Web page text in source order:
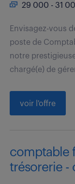
29 000 - 31
Envisagez-vous
poste de
notre
chargé(e) de
voir l'offre
comptable
trésorerie -